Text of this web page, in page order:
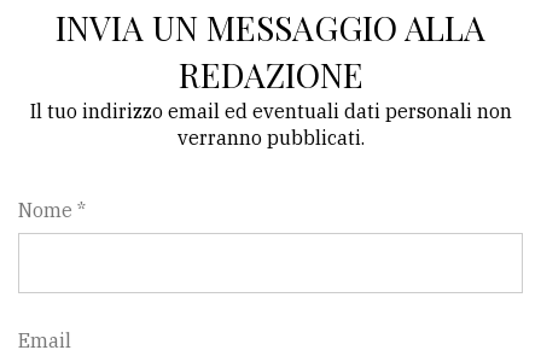
INVIA UN MESSAGGIO ALLA
REDAZIONE
Il tuo indirizzo email ed eventuali dati personali non
verranno pubblicati.
Nome *
Email